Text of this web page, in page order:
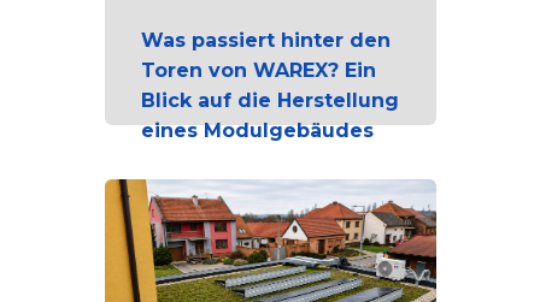
Was passiert hinter den
Toren von WAREX? Ein
Blick auf die Herstellung
eines Modulgebäudes